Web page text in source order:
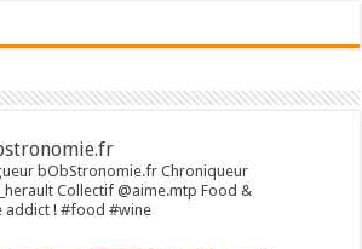
bObStronomie.fr Chroniqueur
Collectif @aime.mtp Food &
addict !#food #wine